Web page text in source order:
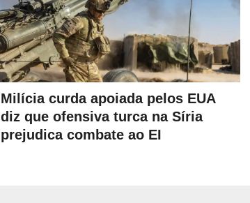
Milícia curda apoiada pelos EUA
diz que ofensiva turca na Síria
prejudica combate ao EI